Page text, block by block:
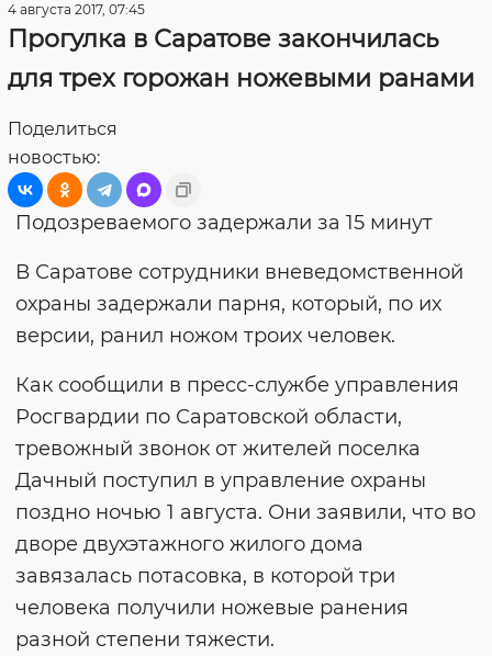
4 августа 2017, 07:45
Прогулка в Саратове закончилась
для трех горожан ножевыми ранами
Поделиться
новостью:
Подозреваемого задержали за 15 минут
В Саратове сотрудники вневедомственной
охраны задержали парня, который, по их
версии, ранил ножом троих человек.
Как сообщили в пресс-службе управления
Росгвардии по Саратовской области,
тревожный звонок от жителей поселка
Дачный поступил в управление охраны
поздно ночью 1 августа. Они заявили, что во
дворе двухэтажного жилого дома
завязалась потасовка, в которой три
человека получили ножевые ранения
разной степени тяжести.